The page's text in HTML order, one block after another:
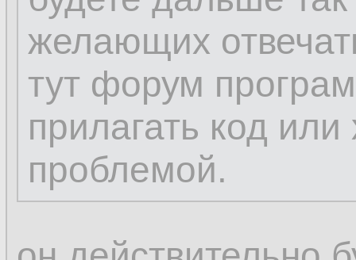
желающих
тут форум
прилагать код
проблемой.